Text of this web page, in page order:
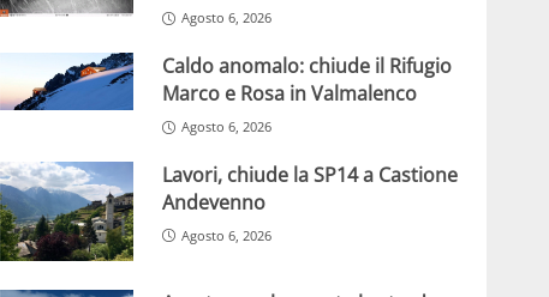
Agosto 6, 2026
Caldo anomalo: chiude il Rifugio
Marco e Rosa in Valmalenco
Agosto 6, 2026
Lavori, chiude la SP14 a Castione
Andevenno
Agosto 6, 2026